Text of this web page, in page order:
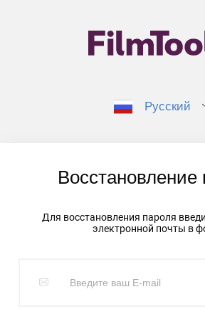
Русский
Восстановление
Для восстановления пароля
электронной почты в